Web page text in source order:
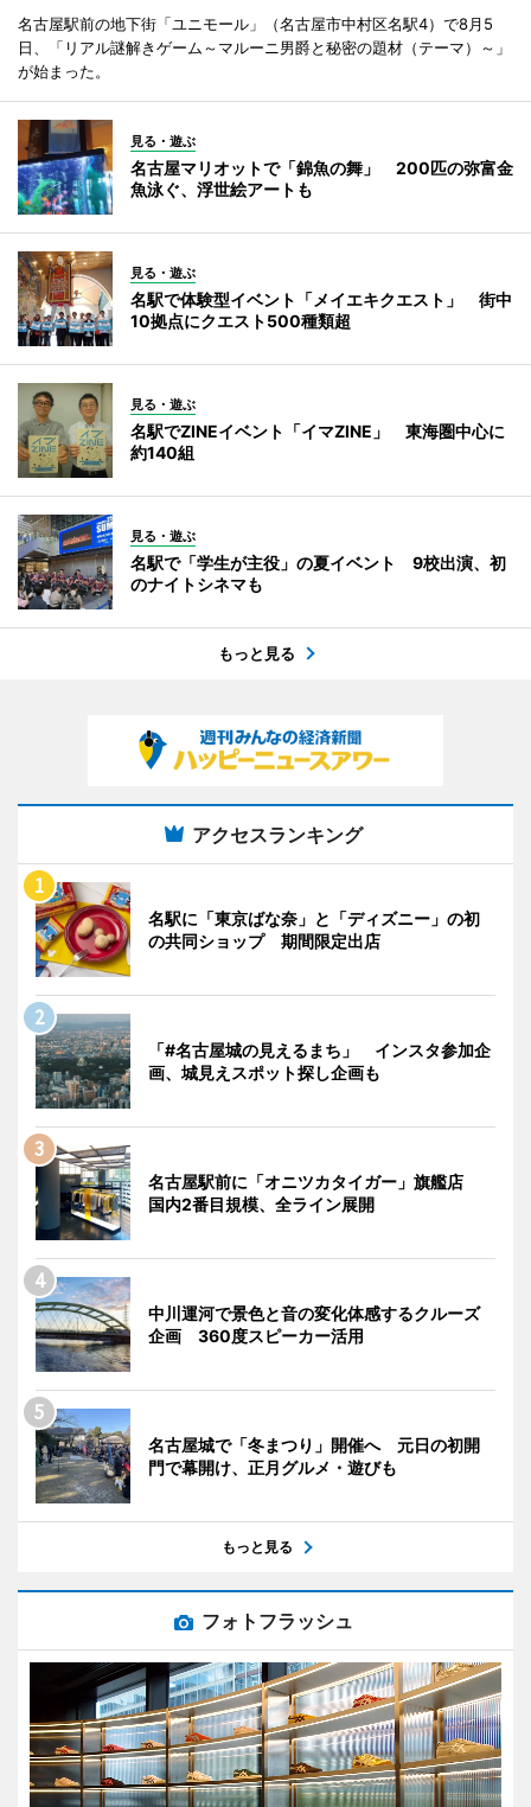
名古屋駅前の地下街「ユニモール」（名古屋市中村区名駅4）で8月5
日、「リアル謎解きゲーム～マルーニ男爵と秘密の題材（テーマ）～」
が始まった。
見る・遊ぶ
名古屋マリオットで「錦魚の舞」 200匹の弥富金
魚泳ぐ、浮世絵アートも
見る・遊ぶ
名駅で体験型イベント「メイエキクエスト」 街中
10拠点にクエスト500種類超
見る・遊ぶ
名駅でZINEイベント「イマZINE」 東海圏中心に
約140組
見る・遊ぶ
名駅で「学生が主役」の夏イベント 9校出演、初
のナイトシネマも
もっと見る
アクセスランキング
名駅に「東京ばな奈」と「ディズニー」の初
の共同ショップ 期間限定出店
「#名古屋城の見えるまち」 インスタ参加企
画、城見えスポット探し企画も
名古屋駅前に「オニツカタイガー」旗艦店
国内2番目規模、全ライン展開
中川運河で景色と音の変化体感するクルーズ
企画 360度スピーカー活用
名古屋城で「冬まつり」開催へ 元日の初開
門で幕開け、正月グルメ・遊びも
もっと見る
フォトフラッシュ